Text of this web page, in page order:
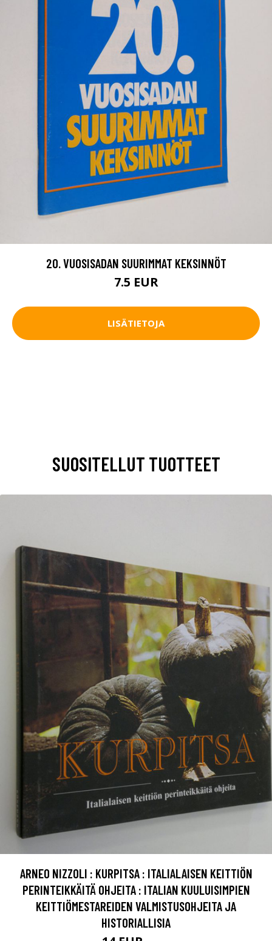
20. VUOSISADAN SUURIMMAT KEKSINNÖT
7.5 EUR
LISÄTIETOJA
SUOSITELLUT TUOTTEET
ARNEO NIZZOLI : KURPITSA : ITALIALAISEN KEITTIÖN
PERINTEIKKÄITÄ OHJEITA : ITALIAN KUULUISIMPIEN
KEITTIÖMESTAREIDEN VALMISTUSOHJEITA JA
HISTORIALLISIA